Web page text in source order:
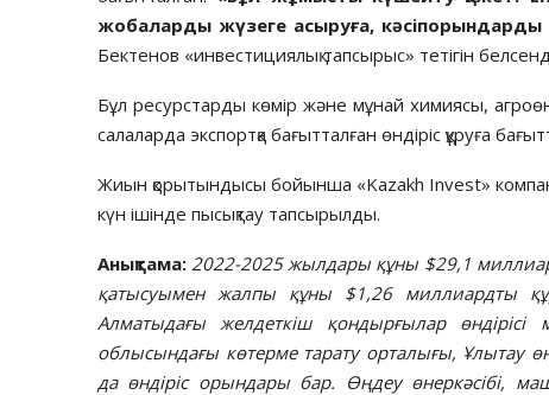
жобаларды жүзеге асыруға, кәсіпорындарды
Бектенов «инвестициялық тапсырыс» тетігін
Бұл ресурстарды көмір және мұнай химиясы,
салаларда экспортқа бағытталған өндіріс құруға
Жиын қорытындысы бойынша «Kazakh Invest»
күн ішінде пысықтау тапсырылды.
Анықтама: 2022-2025 жылдары құны $29,1
қатысуымен жалпы құны $1,26 миллиардты
Алматыдағы желдеткіш қондырғылар
облысындағы көтерме тарату орталығы, Ұлытау
да өндіріс орындары бар. Өңдеу өнеркәсібі,